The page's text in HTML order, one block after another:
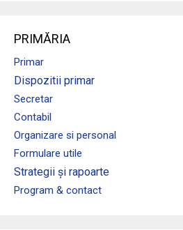
PRIMĂRIA
Primar
Dispozitii primar
Secretar
Contabil
Organizare si personal
Formulare utile
Strategii și rapoarte
Program & contact